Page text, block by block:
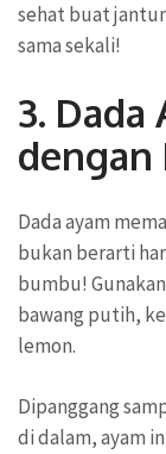
sehat buat
sama sekali!
3. Dada
dengan
Dada ayam
bukan berarti
bumbu!
bawang putih,
lemon.
Dipanggang
di dalam, ayam